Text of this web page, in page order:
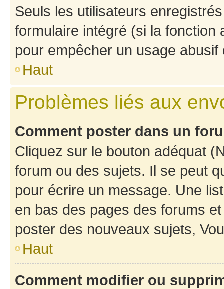
Seuls les utilisateurs
formulaire intégré (si la fonction
pour empêcher un usage
Haut
Problèmes liés aux
Comment poster dans un
Cliquez sur le bouton adéquat
forum ou des sujets. Il se peut
pour écrire un message. Une
en bas des pages des forums
poster des nouveaux sujets,
Haut
Comment modifier ou